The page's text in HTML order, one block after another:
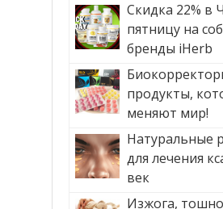
Скидка 22% в
пятницу на
бренды iHerb
продукты,
меняют мир!
Натуральные
для лечения
век
Изжога,